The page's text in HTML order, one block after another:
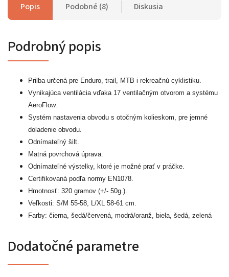
Popis Podobné (8) Diskusia
Podrobný popis
Prilba určená pre Enduro, trail, MTB i rekreačnú cyklistiku.
Vynikajúca ventilácia vďaka 17 ventilačným otvorom a systému
AeroFlow.
Systém nastavenia obvodu s otočným kolieskom, pre jemné
doladenie obvodu.
Odnímateľný šilt.
Matná povrchová úprava.
Odnímateľné výstelky, ktoré je možné prať v práčke.
Certifikovaná podľa normy EN1078.
Hmotnosť: 320 gramov (+/- 50g.).
Veľkosti: S/M 55-58, L/XL 58-61 cm.
Farby: čierna, šedá/červená, modrá/oranž, biela, šedá, zelená
Dodatočné parametre